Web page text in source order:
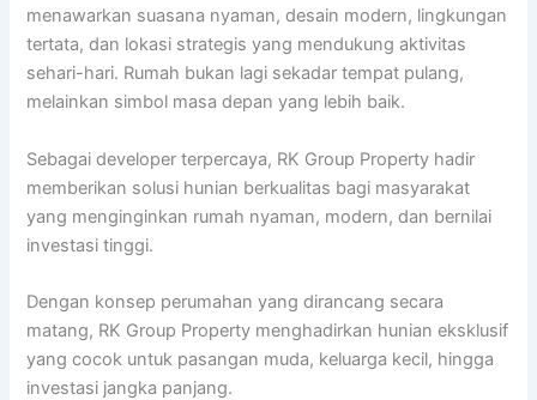
menawarkan suasana nyaman, desain modern, lingkungan
tertata, dan lokasi strategis yang mendukung aktivitas
sehari-hari. Rumah bukan lagi sekadar tempat pulang,
melainkan simbol masa depan yang lebih baik.
Sebagai developer terpercaya, RK Group Property hadir
memberikan solusi hunian berkualitas bagi masyarakat
yang menginginkan rumah nyaman, modern, dan bernilai
investasi tinggi.
Dengan konsep perumahan yang dirancang secara
matang, RK Group Property menghadirkan hunian eksklusif
yang cocok untuk pasangan muda, keluarga kecil, hingga
investasi jangka panjang.